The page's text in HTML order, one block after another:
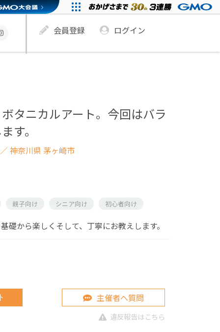
会員登録 ログイン
タニカルアート。今回はバラ
す。
神奈川県 茅ヶ崎市
親子向け シニア向け 初心者向け
礎から楽しくそして、丁寧にお教えします。
主催者へ質問
違反報告はこちら